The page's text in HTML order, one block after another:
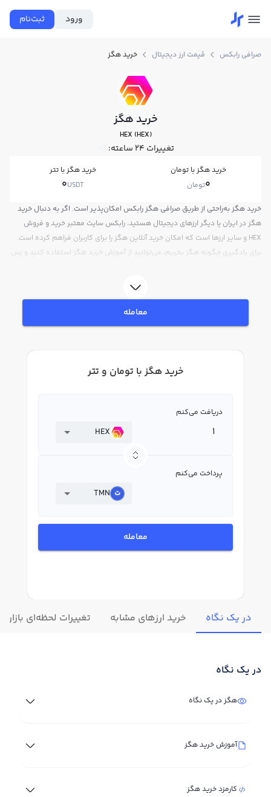
ورود ثبت‌نام
صرافی رابکس قیمت ارز دیجیتال خرید هگز
خرید هگز
HEX (HEX)
تغییرات ۲۴ ساعته: 0%
خرید هگز با تومان
0تومان
خرید هگز با تتر
0USDT
خرید هگز به‌راحتی از طریق صرافی هگز رابکس امکان‌پذیر است. اگر به دنبال خرید
هگز در ایران یا دیگر ارزهای دیجیتال هستید، رابکس سایت معتبر خرید و فروش
HEX و سایر ارزها است که امکان خرید آنلاین هگز را برای کاربران فراهم کرده است.
برای یادگیری چگونه هگز بخریم، می‌توانید از آموزش خرید هگز استفاده کنید و پس
لحظه‌ای، نمودار و امکانات فروش هگز نیز در دسترس شما قرار دارد تا بتوانید
تصمیمات بهتری در معاملات خود بگیرید.
معامله
خرید هگز با تومان و تتر
دریافت می‌کنم
HEX
پرداخت می‌کنم
TMN
معامله
در یک نگاه خرید ارزهای مشابه تغییرات لحظه‌ای بازار
در یک نگاه
هگز در یک نگاه
آموزش خرید هگز
کارمزد خرید هگز